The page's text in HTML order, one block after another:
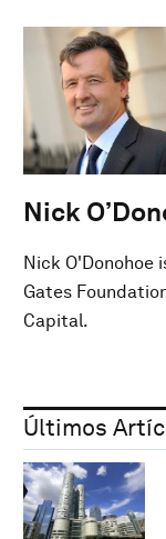
Nick
Nick O'Donohoe
Gates
Capital.
Últimos